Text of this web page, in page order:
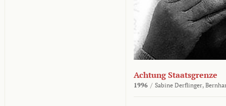
Achtung Staatsgrenze
1996 / Sabine Derflinger,